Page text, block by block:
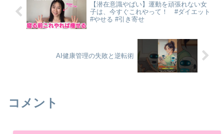
【潜在意識やばい】運動を頑張れない女
子は、今すぐこれやって！ #ダイエット
#やせる #引き寄せ
AI健康管理の失敗と逆転術
コメント